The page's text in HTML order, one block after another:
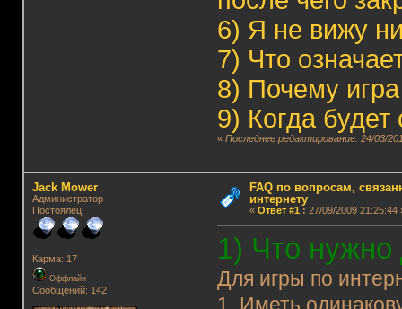
6) Я не вижу
7) Что
8) Почему
9) Когда
«Последнее редактирование: 24/03/
Jack Mower
Администратор
Постоялец
Карма: 17
Оффлайн
Сообщений: 142
FAQ по вопросам,
интернету
« Ответ #1 : 27/09/2009 21:25:44
1) Что нужно
Для игры по